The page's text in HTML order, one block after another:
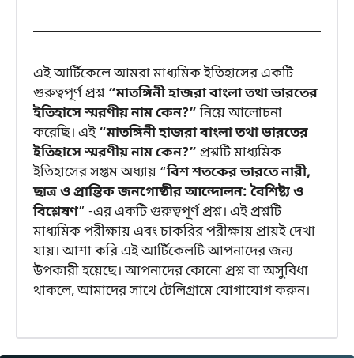
এই আর্টিকেলে আমরা মাধ্যমিক ইতিহাসের একটি
গুরুত্বপূর্ণ প্রশ্ন “মাতঙ্গিনী হাজরা বাংলা তথা ভারতের
ইতিহাসে স্মরণীয় নাম কেন?”নিয়ে আলোচনা
করেছি। এই“মাতঙ্গিনী হাজরা বাংলা তথা ভারতের
ইতিহাসে স্মরণীয় নাম কেন?” প্রশ্নটি মাধ্যমিক
ইতিহাসের সপ্তম অধ্যায় “বিশ শতকের ভারতে নারী,
ছাত্র ও প্রান্তিক জনগোষ্ঠীর আন্দোলন: বৈশিষ্ট্য ও
বিশ্লেষণ” -এর একটি গুরুত্বপূর্ণ প্রশ্ন। এই প্রশ্নটি
মাধ্যমিক পরীক্ষায় এবং চাকরির পরীক্ষায় প্রায়ই দেখা
যায়। আশা করি এই আর্টিকেলটি আপনাদের জন্য
উপকারী হয়েছে। আপনাদের কোনো প্রশ্ন বা অসুবিধা
থাকলে, আমাদের সাথে টেলিগ্রামে যোগাযোগ করুন।